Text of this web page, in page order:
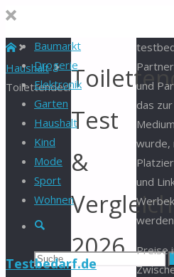
Baumarkt
Drogerie
Elektronik
Garten
Haushalt
Kind
Mode
Sport
Wohnen
Suche
Suchen
Testbedarf.de
Start
Haushalt
Toilettendeckel
Test
&
Vergleich
2026
und
das
wurde,
und
Preise